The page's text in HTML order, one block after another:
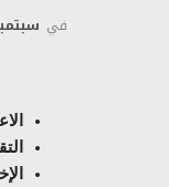
في سبتمبر 7,